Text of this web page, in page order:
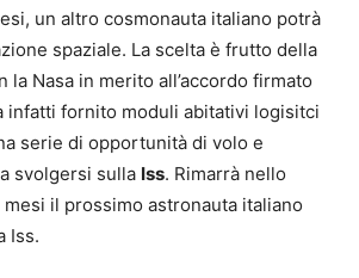
un altro cosmonauta italiano potrà
spaziale. La scelta è frutto della
la Nasa in merito all’accordo firmato
infatti fornito moduli abitativi logisitci
serie di opportunità di volo e
svolgersi sulla Iss. Rimarrà nello
il prossimo astronauta italiano
Iss.